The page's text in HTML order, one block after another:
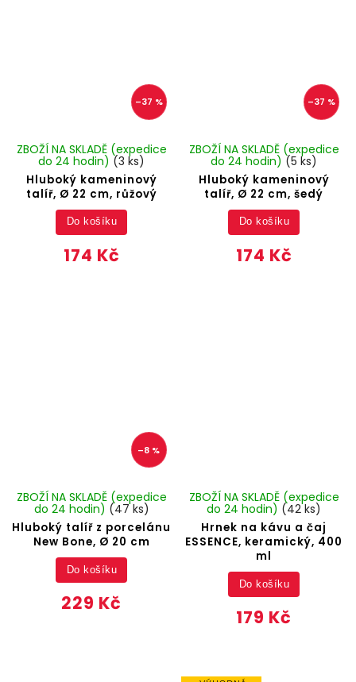
–37 %
Hluboký kameninový
talíř, Ø 22 cm, růžový
ZBOŽÍ NA SKLADĚ (expedice
do 24 hodin) (3 ks)
174 Kč
Do košíku
–37 %
Hluboký kameninový
talíř, Ø 22 cm, šedý
ZBOŽÍ NA SKLADĚ (expedice
do 24 hodin) (5 ks)
174 Kč
Do košíku
–8 %
Hluboký talíř z porcelánu
New Bone, Ø 20 cm
ZBOŽÍ NA SKLADĚ (expedice
do 24 hodin) (47 ks)
229 Kč
Do košíku
Hrnek na kávu a čaj
ESSENCE, keramický, 400
ml
ZBOŽÍ NA SKLADĚ (expedice
do 24 hodin) (42 ks)
179 Kč
Do košíku